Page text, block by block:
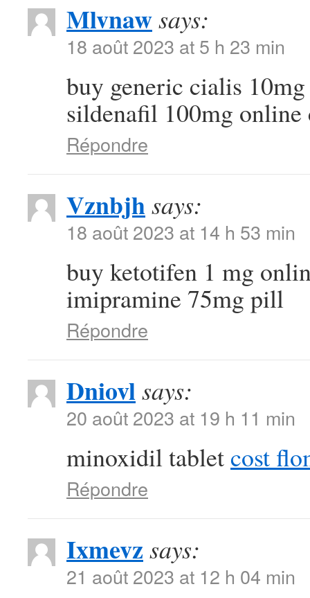
Mlvnawsays:
18 août 2023 at 5 h 23 min
buy generic cialis
sildenafil 100mg online
Répondre
Vznbjhsays:
18 août 2023 at 14 h 53 min
buy ketotifen 1 mg
imipramine 75mg pill
Répondre
Dniovlsays:
20 août 2023 at 19 h 11 min
minoxidil tablet cost
Répondre
Ixmevz says:
21 août 2023 at 12 h 04 min